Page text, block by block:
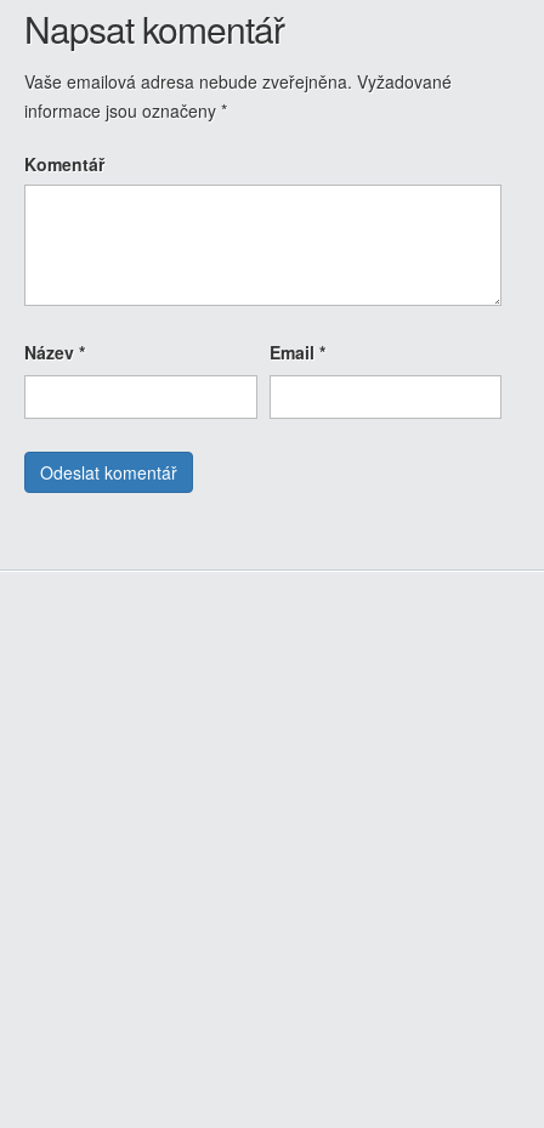
Napsat komentář
Vaše emailová adresa nebude zveřejněna. Vyžadované
informace jsou označeny *
Komentář
Název * Email *